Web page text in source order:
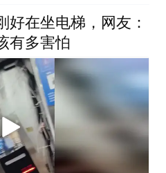
好在坐电梯，网友：
有多害怕